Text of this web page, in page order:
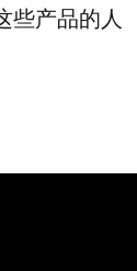
些产品的人